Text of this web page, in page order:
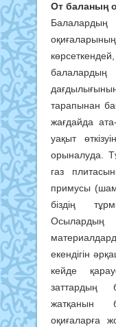
От баланың
тарапынан
жағдайда
уақыт
орыналуда.
газ
примусы
біздің
екендігін
кейде
заттардың
жатқанын
оқиғаларға